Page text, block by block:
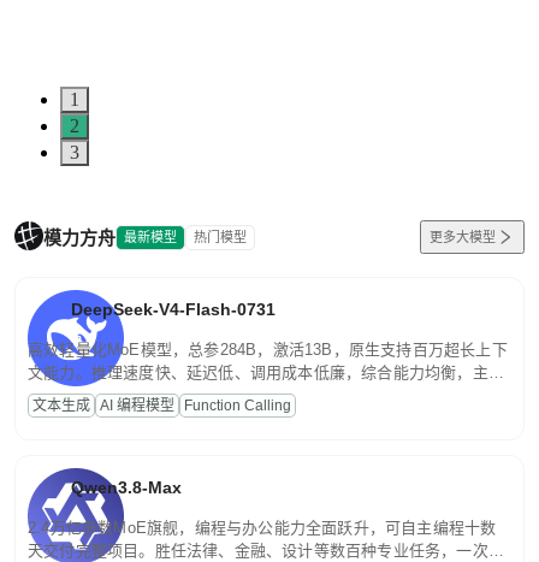
1
2
3
模力方舟 最新模型 热门模型 更多大模型
DeepSeek-V4-Flash-0731
高效轻量化MoE模型，总参284B，激活13B，原生支持百万超长上下
文能力。推理速度快、延迟低、调用成本低廉，综合能力均衡，主打
高并发、轻量化任务，适合日常对话、内容创作、基础 RAG、批量
文案处理等普惠刚需场景。
文本生成 AI 编程模型 Function Calling
Qwen3.8-Max
2.4万亿参数MoE旗舰，编程与办公能力全面跃升，可自主编程十数
天交付完整项目。胜任法律、金融、设计等数百种专业任务，一次对